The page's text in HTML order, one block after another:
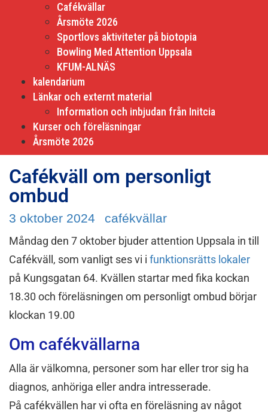
Cafékvällar
Årsmöte 2026
Sportlovs aktiviteter på biotopia
Bowling Med Attention Uppsala
KFUM-ALNÄS
kalendarium
Länkar och externt material
Information och inbjudan från Initcia
Kurser och föreläsningar
Årsmöte 2026
Cafékväll om personligt
ombud
3 oktober 2024 cafékvällar
Måndag den 7 oktober bjuder attention Uppsala in till
Cafékväll, som vanligt ses vi i funktionsrätts lokaler
på Kungsgatan 64. Kvällen startar med fika kockan
18.30 och föreläsningen om personligt ombud börjar
klockan 19.00
Om cafékvällarna
Alla är välkomna, personer som har eller tror sig ha
diagnos, anhöriga eller andra intresserade.
På cafékvällen har vi ofta en föreläsning av något